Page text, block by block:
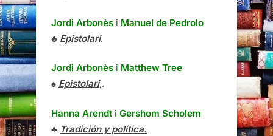
Jordi Arbonès i Manuel de Pedrolo
♣ Epistolari.
Jordi Arbonès i Matthew Tree
♠ Epistolari,.
Hanna Arendt i Gershom Scholem
♣ Tradición y política.